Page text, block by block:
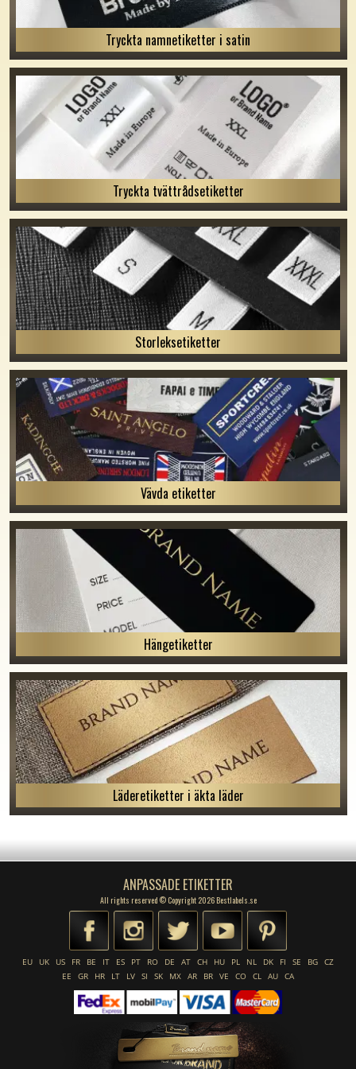
Tryckta namnetiketter i satin
Tryckta tvättrådsetiketter
Storleksetiketter
Vävda etiketter
Hängetiketter
Läderetiketter i äkta läder
ANPASSADE ETIKETTER
All rights reserved © Copyright 2026 Bestlabels.se
EU UK US FR BE IT ES PT RO DE AT CH HU PL NL DK FI SE BG CZ
EE
GR HR LT LV SI SK MX AR BR VE CO CL AU CA